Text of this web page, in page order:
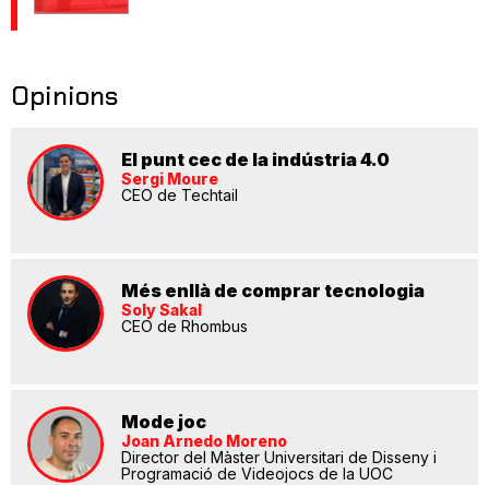
Opinions
El punt cec de la indústria 4.0
Sergi Moure
CEO de Techtail
Més enllà de comprar tecnologia
Soly Sakal
CEO de Rhombus
Mode joc
Joan Arnedo Moreno
Director del Màster Universitari de Disseny i
Programació de Videojocs de la UOC